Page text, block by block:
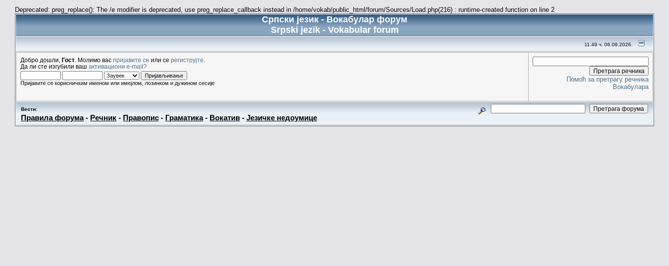
Deprecated: preg_replace(): The /e modifier is deprecated, use preg_replace_callback instead in /home/vokab/public_html/forum/Sources/Load.php(216) : runtime-created function on line 2
Српски језик - Вокабулар форум
Srpski jezik - Vokabular forum
11.49 ч. 06.08.2026.
Добро дошли, Гост . Молимо вас пријавите се или се региструјте
Да ли сте изгубили ваш активациони e-mail?
Пријавите се корисничким именом или имејлом, лозинком и дужином сесије
Помоћ за претрагу речника
Вокабулара
Вести:
Правила форума- Речник - Правопис - Граматика- Вокатив - Језичке недоумице